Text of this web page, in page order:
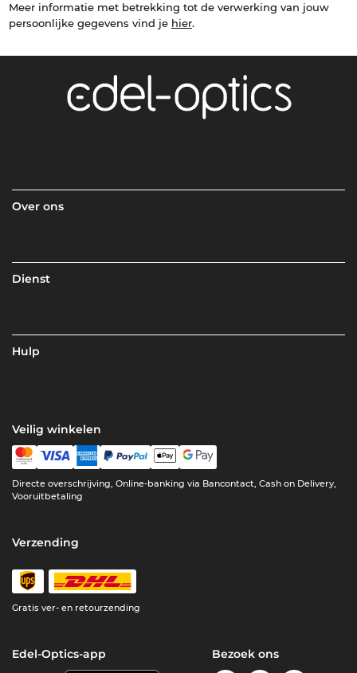
Meer informatie met betrekking tot de verwerking van jouw
persoonlijke gegevens vind je hier.
Over ons
Dienst
Hulp
Veilig winkelen
Directe overschrijving, Online-banking via Bancontact, Cash on Delivery,
Vooruitbetaling
Verzending
Gratis ver- en retourzending
Edel-Optics-app Bezoek ons